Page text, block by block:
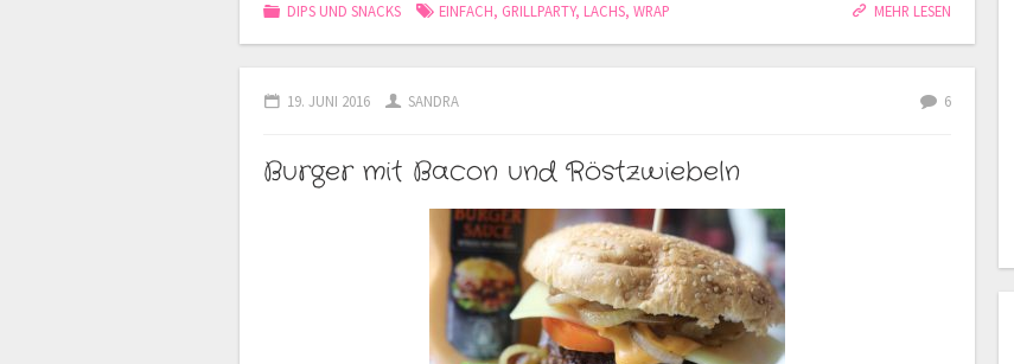
MEHR LESEN
DIPS UND SNACKS EINFACH, GRILLPARTY, LACHS,WRAP
19. JUNI 2016 SANDRA 6
Burger mit Bacon und Röstzwiebeln